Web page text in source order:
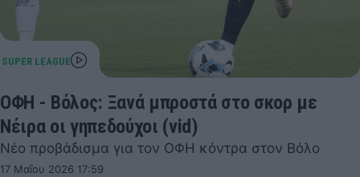
ΟΦΗ - Βόλος: Ξανά μπροστά στο σκορ με
Νέιρα οι γηπεδούχοι (vid)
Νέο προβάδισμα για τον ΟΦΗ κόντρα στον Βόλο
17 Μαΐου 2026 17:59